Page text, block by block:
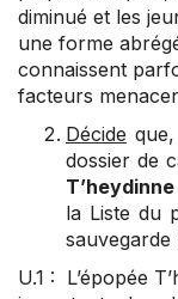
diminué et les
une forme
connaissent
facteurs
Décide
dossier de
T’heydinne
la Liste du
sauvegarde
U.1 : L’épopée